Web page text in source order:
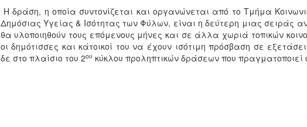
Η δράση, η οποία συντονίζεται και οργανώνεται από το Τμήμα
Δημόσιας Υγείας & Ισότητας των Φύλων, είναι η δεύτερη μιας σειράς
θα υλοποιηθούν τους επόμενους μήνες και σε άλλα χωριά τοπικών
οι δημότισσες και κάτοικοί του να έχουν ισότιμη πρόσβαση σε
δε στο πλαίσιο του 2ου κύκλου προληπτικών δράσεων που πραγματοποιεί